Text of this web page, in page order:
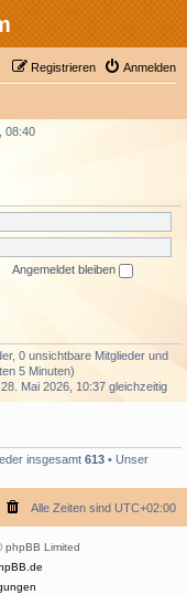
Anmelden
Registrieren
08:40
Angemeldet bleiben
0 unsichtbare Mitglieder und
5 Minuten)
Mai 2026, 10:37 gleichzeitig
insgesamt 613 • Unser
Alle Zeiten sind UTC+02:00
phpBB Limited